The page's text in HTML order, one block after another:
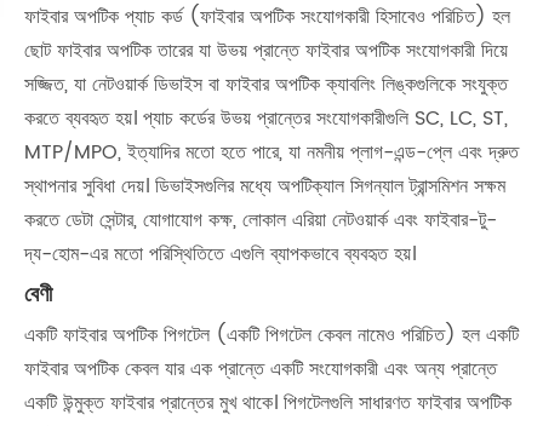
ফাইবার অপটিক প্যাচ কর্ড (ফাইবার অপটিক সংযোগকারী হিসাবেও পরিচিত) হল
ছোট ফাইবার অপটিক তারের যা উভয় প্রান্তে ফাইবার অপটিক সংযোগকারী দিয়ে
সজ্জিত, যা নেটওয়ার্ক ডিভাইস বা ফাইবার অপটিক ক্যাবলিং লিঙ্কগুলিকে সংযুক্ত
করতে ব্যবহৃত হয়। প্যাচ কর্ডের উভয় প্রান্তের সংযোগকারীগুলি SC, LC, ST,
MTP/MPO, ইত্যাদির মতো হতে পারে, যা নমনীয় প্লাগ-এন্ড-প্লে এবং দ্রুত
স্থাপনার সুবিধা দেয়। ডিভাইসগুলির মধ্যে অপটিক্যাল সিগন্যাল ট্রান্সমিশন সক্ষম
করতে ডেটা সেন্টার, যোগাযোগ কক্ষ, লোকাল এরিয়া নেটওয়ার্ক এবং ফাইবার-টু-
দ্য-হোম-এর মতো পরিস্থিতিতে এগুলি ব্যাপকভাবে ব্যবহৃত হয়।
বেণী
একটি ফাইবার অপটিক পিগটেল (একটি পিগটেল কেবল নামেও পরিচিত) হল একটি
ফাইবার অপটিক কেবল যার এক প্রান্তে একটি সংযোগকারী এবং অন্য প্রান্তে
একটি উন্মুক্ত ফাইবার প্রান্তের মুখ থাকে। পিগটেলগুলি সাধারণত ফাইবার অপটিক